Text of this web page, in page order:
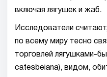
включая лягушек и жаб.
Исследователи
по всему миру тесно
торговлей лягушками-
catesbeiana), видом,